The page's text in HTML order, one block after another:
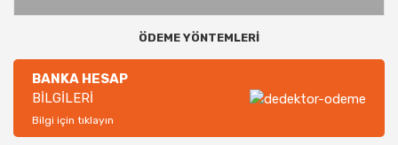
ÖDEME YÖNTEMLERİ
BANKA HESAP
BİLGİLERİ
Bilgi için tıklayın